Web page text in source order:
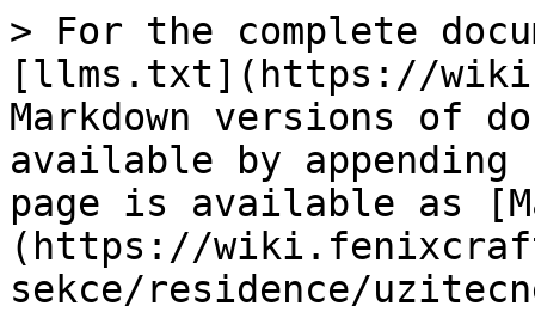
> For the complete
[llms.txt](https://
Markdown versions of
available by
page is available as
(https://
sekce/residence/